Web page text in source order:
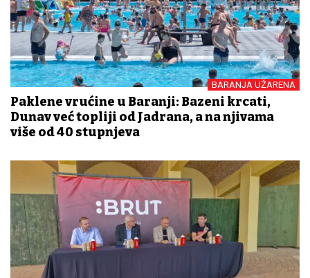
BARANJA UŽARENA
Paklene vrućine u Baranji: Bazeni krcati,
Dunav već topliji od Jadrana, a na njivama
više od 40 stupnjeva